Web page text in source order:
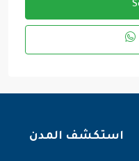
استكشف المدن